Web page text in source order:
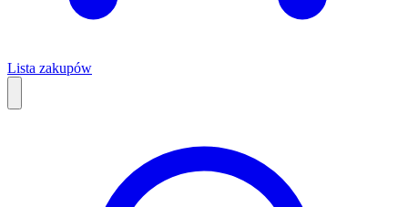
Lista zakupów